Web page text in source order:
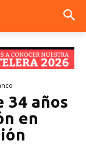
34 años
en